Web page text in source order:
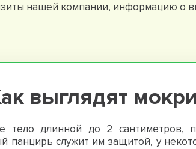
нашей компании, информацию о
выглядят
длинной до 2 сантиметров,
панцирь служит им защитой, у